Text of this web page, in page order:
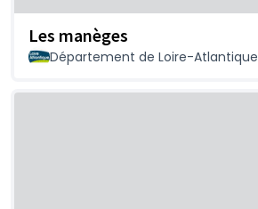
Les manèges
Département de Loire-Atlantique